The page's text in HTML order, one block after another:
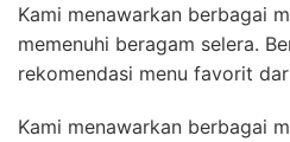
Kami menawarkan berbagai
memenuhi beragam selera.
rekomendasi menu favorit
Kami menawarkan berbagai